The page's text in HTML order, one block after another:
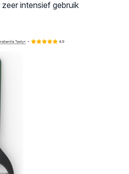
intensief gebruik